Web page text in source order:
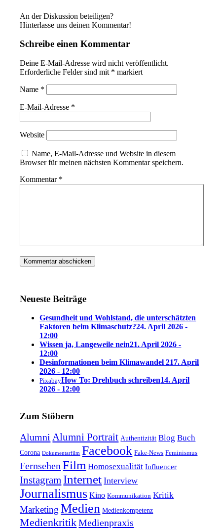
An der Diskussion beteiligen?
Hinterlasse uns deinen Kommentar!
Schreibe einen Kommentar
Deine E-Mail-Adresse wird nicht veröffentlicht.
Erforderliche Felder sind mit * markiert
Name *
E-Mail-Adresse *
Website
Name, E-Mail-Adresse und Website in diesem
Browser für meinen nächsten Kommentar speichern.
Kommentar *
Neueste Beiträge
Gesundheit und Wohlstand, die unterschätzten
Faktoren beim Klimaschutz?24. April 2026 -
12:00
Wissen ja, Langeweile nein21. April 2026 -
12:00
Desinformationen beim Klimawandel 217. April
2026 - 12:00
PixabayHow To: Drehbuch schreiben14. April
2026 - 12:00
Zum Stöbern
Alumni Alumni Portrait Authentizität Blog Buch
Corona Dokumentarfilm Facebook Fake-News Feminismus
Fernsehen Film Homosexualität Influencer
Instagram Internet Interview
Journalismus Kino Kommunikation Kritik
Marketing Medien Medienkompetenz
Medienkritik Medienpraxis